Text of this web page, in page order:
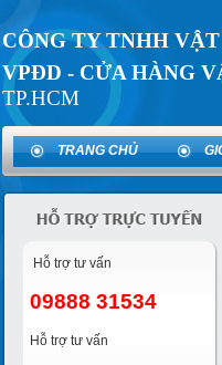
CÔNG TY TNHH
VPĐD - CỬA HÀNG
TP.HCM
TRANG CHỦ
Hỗ trợ tư vấn
09888 31534
Hỗ trợ tư vấn